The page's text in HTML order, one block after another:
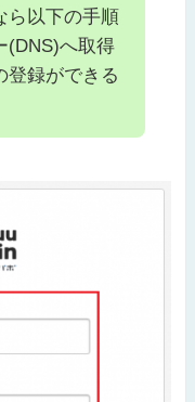
ら以下の手順
(DNS)へ取得
登録ができる